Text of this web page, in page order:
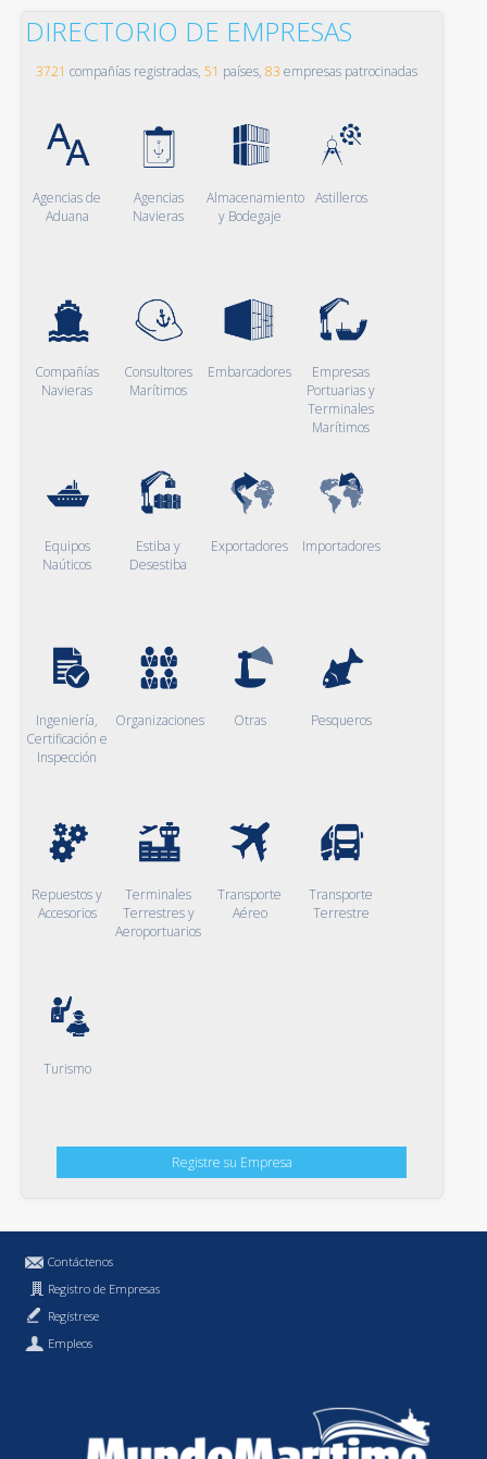
DIRECTORIO DE EMPRESAS
3721 compañías registradas, 51 países, 83 empresas patrocinadas
Agencias de
Aduana
Agencias
Navieras
Almacenamiento
y Bodegaje
Astilleros
Compañías
Navieras
Consultores
Marítimos
Embarcadores
Empresas
Portuarias y
Terminales
Marítimos
Equipos
Naúticos
Estiba y
Desestiba
Exportadores Importadores
Ingeniería,
Certificación e
Inspección
Organizaciones Otras Pesqueros
Repuestos y
Accesorios
Terminales
Terrestres y
Aeroportuarios
Transporte
Aéreo
Transporte
Terrestre
Turismo
Registre su Empresa
Contáctenos
Registro de Empresas
Regístrese
Empleos